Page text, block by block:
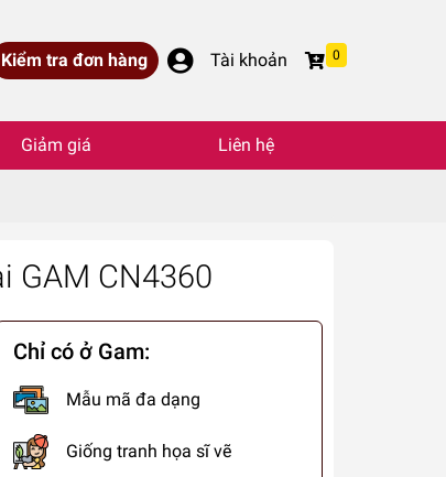
Kiểm tra đơn hàng Tài khoản 0
Giảm giá Liên hệ
GAM CN4360
Chỉ có ở Gam:
Mẫu mã đa dạng
Giống tranh họa sĩ vẽ